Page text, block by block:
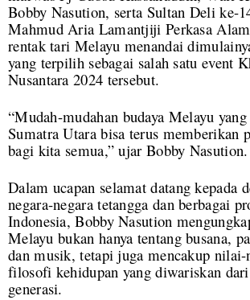
Bobby Nasution, serta Sultan Deli ke-
Mahmud Aria Lamantjiji Perkasa
rentak tari Melayu menandai
yang terpilih sebagai salah satu event
Nusantara 2024 tersebut.
“Mudah-mudahan budaya Melayu
Sumatra Utara bisa terus memberikan
bagi kita semua,” ujar Bobby Nasution.
Dalam ucapan selamat datang kepada
negara-negara tetangga dan berbagai
Indonesia, Bobby Nasution
Melayu bukan hanya tentang busana,
dan musik, tetapi juga mencakup
filosofi kehidupan yang diwariskan
generasi.